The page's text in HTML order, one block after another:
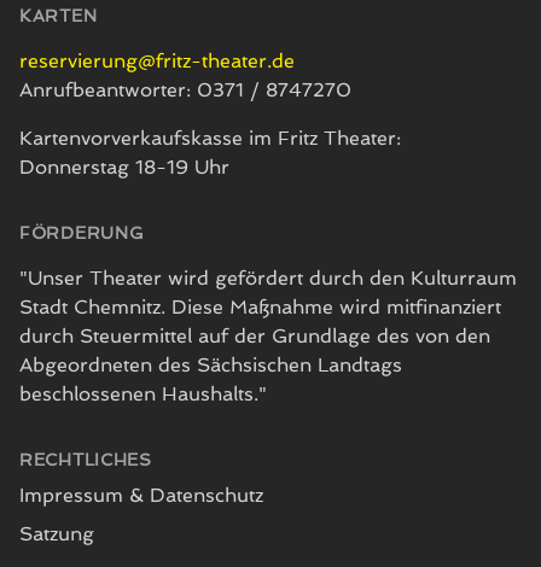
KARTEN
reservierung@fritz-theater.de
Anrufbeantworter: 0371 / 8747270
Kartenvorverkaufskasse im Fritz Theater:
Donnerstag 18-19 Uhr
FÖRDERUNG
"Unser Theater wird gefördert durch den Kulturraum
Stadt Chemnitz. Diese Maßnahme wird mitfinanziert
durch Steuermittel auf der Grundlage des von den
Abgeordneten des Sächsischen Landtags
beschlossenen Haushalts."
RECHTLICHES
Impressum & Datenschutz
Satzung